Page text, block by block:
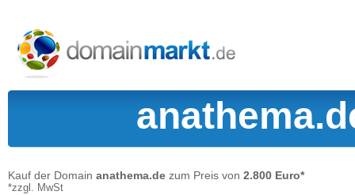
Kauf der Domain anathema.de zum Preis von 2.800 Euro*
*zzgl. MwSt